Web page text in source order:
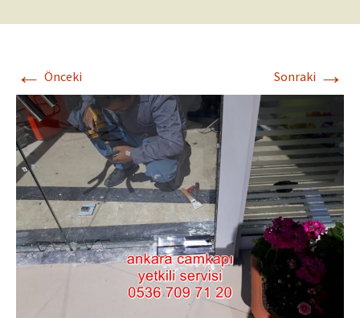
← Önceki Sonraki →